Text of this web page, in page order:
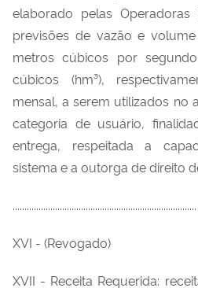
elaborado pelas
previsões de vazão e
metros cúbicos por
cúbicos (hm³),
mensal, a serem utilizados no
categoria de usuário,
entrega, respeitada a
sistema e a outorga de direito
..............................................................................
XVI - (Revogado)
XVII - Receita Requerida: